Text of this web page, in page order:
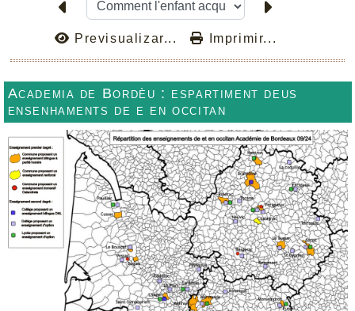
Previsualizar... Imprimir...
Academia de Bordèu : espartiment deus
ensenhaments de e en occitan